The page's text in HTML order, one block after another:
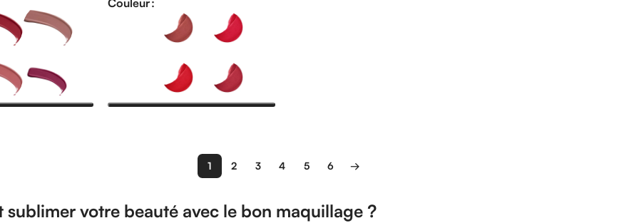
1 2 3 4 5 6 →
sublimer votre beauté avec le bon maquillage ?